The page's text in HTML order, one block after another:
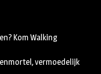
Kom Walking
vermoedelijk